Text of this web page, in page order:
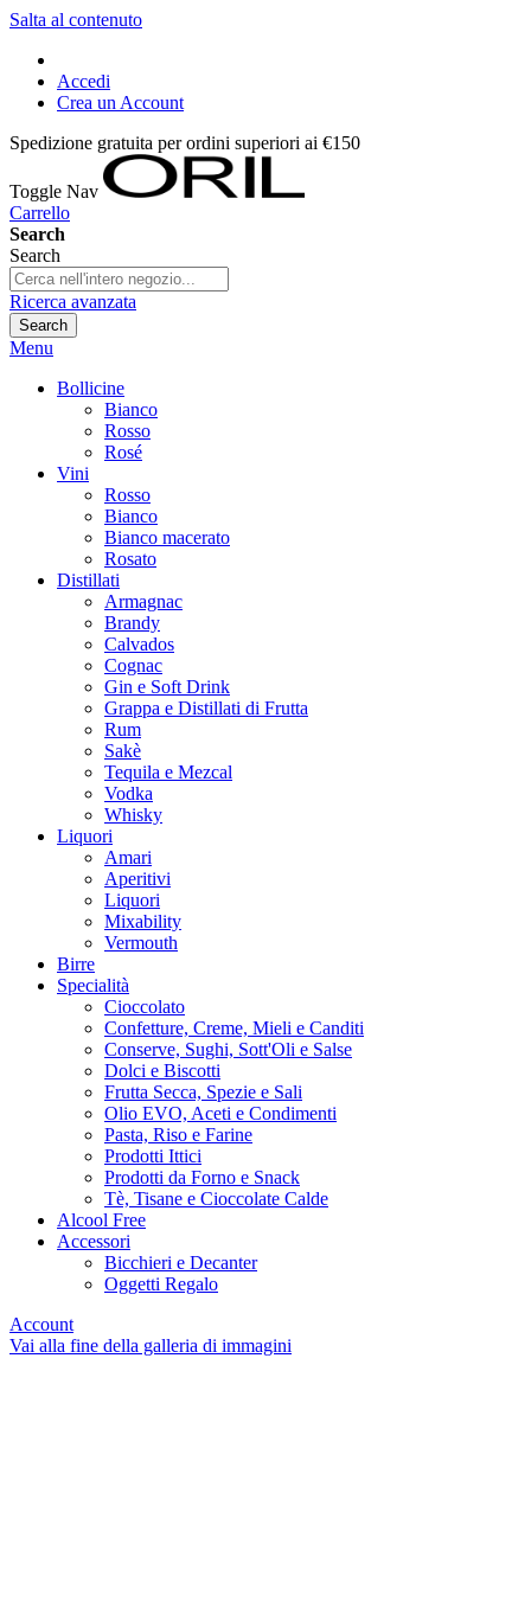
Salta al contenuto
Accedi
Crea un Account
Spedizione gratuita per ordini superiori ai €150
Toggle Nav
Carrello
Search
Search
Ricerca avanzata
Search
Menu
Bollicine
Bianco
Rosso
Rosé
Vini
Rosso
Bianco
Bianco macerato
Rosato
Distillati
Armagnac
Brandy
Calvados
Cognac
Gin e Soft Drink
Grappa e Distillati di Frutta
Rum
Sakè
Tequila e Mezcal
Vodka
Whisky
Liquori
Amari
Aperitivi
Liquori
Mixability
Vermouth
Birre
Specialità
Cioccolato
Confetture, Creme, Mieli e Canditi
Conserve, Sughi, Sott'Oli e Salse
Dolci e Biscotti
Frutta Secca, Spezie e Sali
Olio EVO, Aceti e Condimenti
Pasta, Riso e Farine
Prodotti Ittici
Prodotti da Forno e Snack
Tè, Tisane e Cioccolate Calde
Alcool Free
Accessori
Bicchieri e Decanter
Oggetti Regalo
Account
Vai alla fine della galleria di immagini